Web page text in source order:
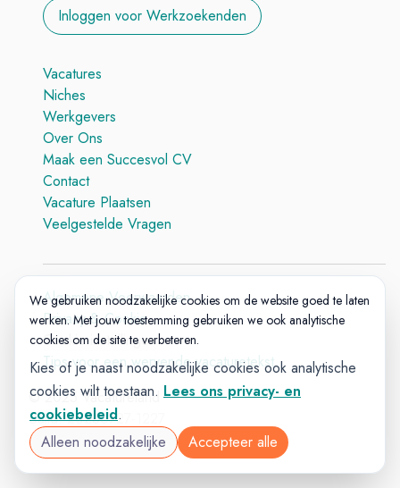
Inloggen voor Werkzoekenden
Vacatures
Niches
Werkgevers
Over Ons
Maak een Succesvol CV
Contact
Vacature Plaatsen
Veelgestelde Vragen
© 2025 Vacatureland
Build:20260727-1227
Algemene Voorwaarden
Privacy & Cookie
Cookie-instellingen
Tips voor een wervende vacaturetekst
We gebruiken noodzakelijke cookies om de website goed te laten
werken. Met jouw toestemming gebruiken we ook analytische
cookies om de site te verbeteren.
Kies of je naast noodzakelijke cookies ook analytische
cookies wilt toestaan. Lees ons privacy- en
cookiebeleid.
Alleen noodzakelijke
Accepteer alle